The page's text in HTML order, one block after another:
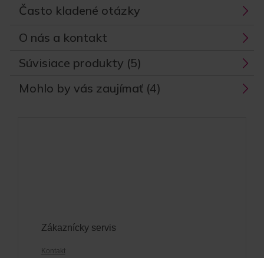
Často kladené otázky
O nás a kontakt
Súvisiace produkty (5)
Mohlo by vás zaujímať (4)
Zákaznícky servis
Kontakt